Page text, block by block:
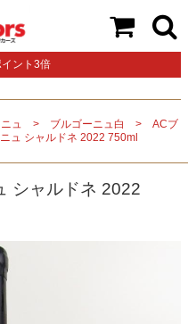
ント3倍
ュ ブルゴーニュ白
ACブ
ュ シャルドネ 2022 750ml
シャルドネ 2022